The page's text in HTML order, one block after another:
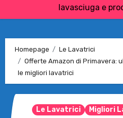
lavasciuga e
Homepage
Le Lavatrici
Offerte Amazon di Primavera:
le migliori lavatrici
Le Lavatrici Migliori